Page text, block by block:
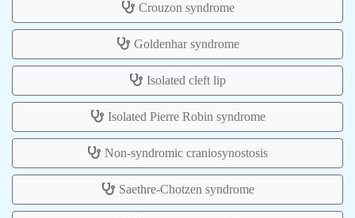
Crouzon syndrome
Goldenhar syndrome
Isolated cleft lip
Isolated Pierre Robin syndrome
Non-syndromic craniosynostosis
Saethre-Chotzen syndrome